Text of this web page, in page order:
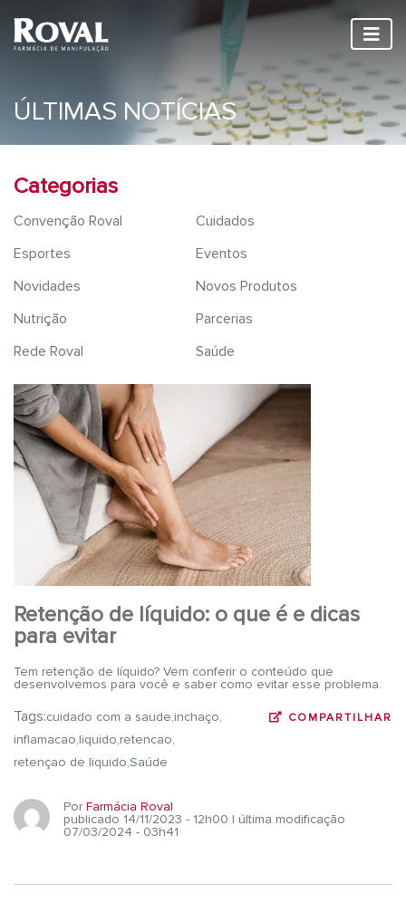
ÚLTIMAS NOTÍCIAS
Categorias
Convenção Roval
Cuidados
Esportes
Eventos
Novidades
Novos Produtos
Nutrição
Parcerias
Rede Roval
Saúde
Retenção de líquido: o que é e dicas
para evitar
Tem retenção de líquido? Vem conferir o conteúdo que
desenvolvemos para você e saber como evitar esse problema.
COMPARTILHAR
Tags:cuidado com a saude inchaço
inflamacao liquido retencao
retençao de liquido Saúde
PorFarmácia Roval
publicado 14/11/2023 - 12h00 | última modificação
07/03/2024 - 03h41